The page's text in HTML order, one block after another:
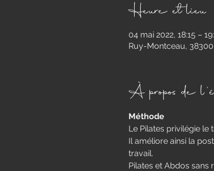
Heure et lieu
04 mai 2022, 18:15 –
Ruy-Montceau,
À propos de
Méthode
Le Pilates privilégie le
Il améliore ainsi la
travail.
Pilates et Abdos